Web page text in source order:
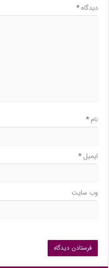
دیدگاه*
نام*
ایمیل*
وب‌ سایت